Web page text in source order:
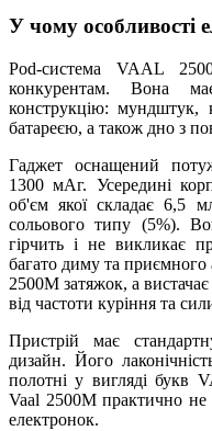
У чому особливості
Pod-система VAAL
конкурентам. Вона
конструкцію: мундштук,
батареєю, а також дно з
Гаджет оснащений
1300 мАг. Усередині
об'єм якої складає 6,5
сольового типу (5%).
гірчить і не викликає
багато диму та приємного
2500M затяжок, а
від частоти куріння та
Пристрій має
дизайн. Його
полотні у вигляді букв
Vaal 2500M практично не
електронок.